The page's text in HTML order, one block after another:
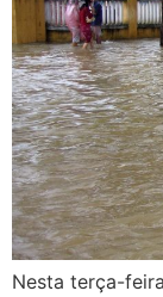
Nesta terça-